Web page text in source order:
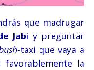
que madrugar
Jabi y preguntar
taxi que vaya a
la